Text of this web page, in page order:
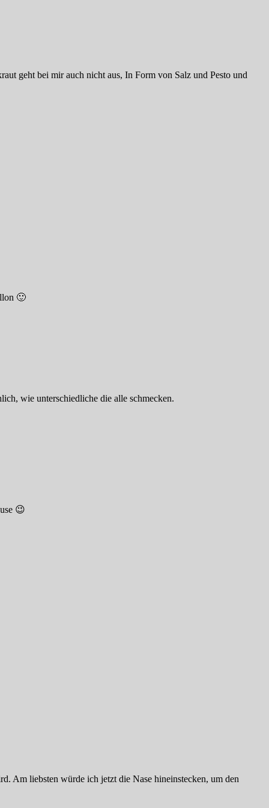
geht bei mir auch nicht aus, In Form von Salz und Pesto und
🙂
wie unterschiedliche die alle schmecken.
😉
Am liebsten würde ich jetzt die Nase hineinstecken, um den